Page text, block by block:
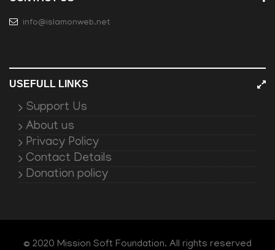
info@islamonweb.net
USEFULL LINKS
Support Us
About us
Privacy Policy
Contact Details
Donation policy
© 2020 Mission Soft Foundation. All rights reserved